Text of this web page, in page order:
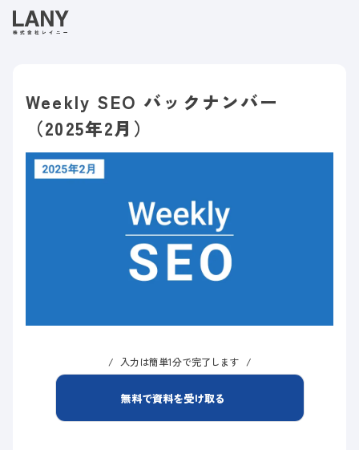
Weekly SEO バックナンバー
（2025年2月）
入力は簡単1分で完了します
無料で資料を受け取る